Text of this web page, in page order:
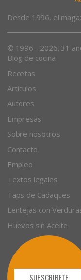
Desde 1996, el
© 1996 - 2026. 31
Blog de cocina
Recetas
Artículos
Autores
Empresas
Sobre nosotros
Contacto
Empleo
Textos legales
Taps de Cadaques
Lentejas con
Huevos sin Aceite
SUBSCRÍBETE